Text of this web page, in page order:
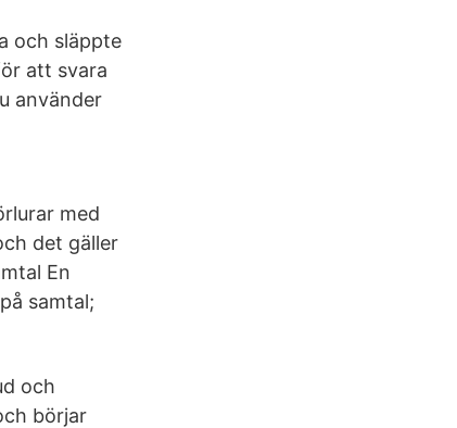
och släppte
att svara
använder
med
det gäller
En
samtal;
och
börjar